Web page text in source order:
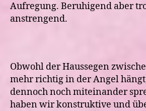
Aufregung. Beruhigend aber
anstrengend.
Obwohl der Haussegen
mehr richtig in der Angel
dennoch noch miteinander
haben wir konstruktive und